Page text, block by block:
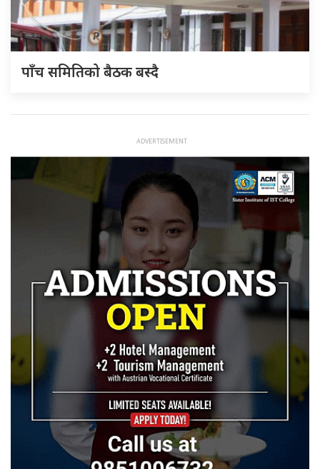
पाँच समितिको बैठक बस्दै